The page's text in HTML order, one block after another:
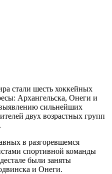
стали шесть хоккейных
Архангельска, Онеги и
сильнейших
двух возрастных групп
в разгоревшемся
спортивной команды
были заняты
и Онеги.